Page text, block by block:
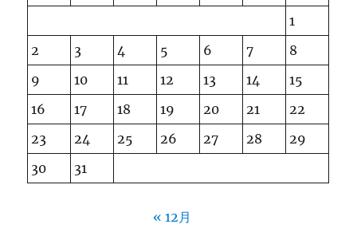
1
2
3 4 5 6 7
8
9
10 11 12 13 14
15
16
17 18 19 20 21
22
23
24 25 26 27 28
29
30
31
« 12月